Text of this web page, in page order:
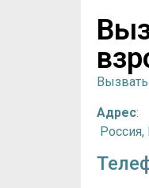
Адрес:
Россия,